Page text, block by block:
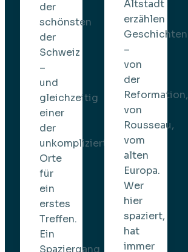
der
schönsten
der
Schweiz
–
und
gleichzeitig
einer
der
unkompliziertesten
Orte
für
ein
erstes
Treffen.
Ein
Spaziergang
Altstadt
erzählen
Geschichten
–
von
der
Reformation,
von
Rousseau,
vom
alten
Europa.
Wer
hier
spaziert,
hat
immer